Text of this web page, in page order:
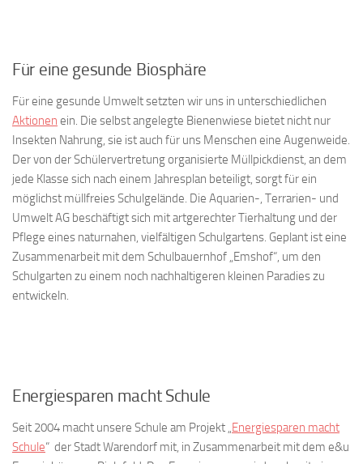
Für eine gesunde Biosphäre
Für eine gesunde Umwelt setzten wir uns in unterschiedlichen
Aktionen ein. Die selbst angelegte Bienenwiese bietet nicht nur
Insekten Nahrung, sie ist auch für uns Menschen eine Augenweide.
Der von der Schülervertretung organisierte Müllpickdienst, an dem
jede Klasse sich nach einem Jahresplan beteiligt, sorgt für ein
möglichst müllfreies Schulgelände. Die Aquarien-, Terrarien- und
Umwelt AG beschäftigt sich mit artgerechter Tierhaltung und der
Pflege eines naturnahen, vielfältigen Schulgartens. Geplant ist eine
Zusammenarbeit mit dem Schulbauernhof „Emshof“, um den
Schulgarten zu einem noch nachhaltigeren kleinen Paradies zu
entwickeln.
Energiesparen macht Schule
Seit 2004 macht unsere Schule am Projekt „Energiesparen macht
Schule“ der Stadt Warendorf mit, in Zusammenarbeit mit dem e&u